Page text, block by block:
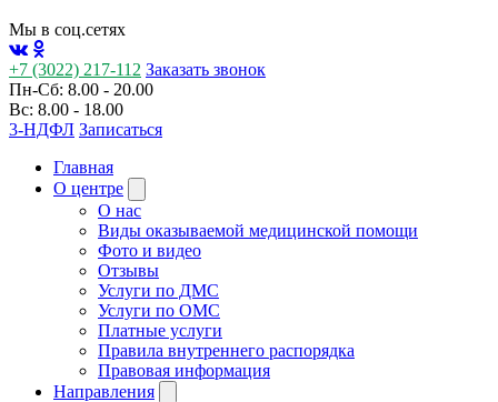
Мы в соц.сетях
+7 (3022) 217-112 Заказать звонок
Пн-Сб: 8.00 - 20.00
Вс: 8.00 - 18.00
3-НДФЛ Записаться
Главная
О центре
О нас
Виды оказываемой медицинской помощи
Фото и видео
Отзывы
Услуги по ДМС
Услуги по ОМС
Платные услуги
Правила внутреннего распорядка
Правовая информация
Направления